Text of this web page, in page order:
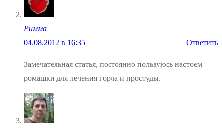
Римма
04.08.2012 в 16:35
Ответить
Замечательная статья, постоянно пользуюсь настоем
ромашки для лечения горла и простуды.